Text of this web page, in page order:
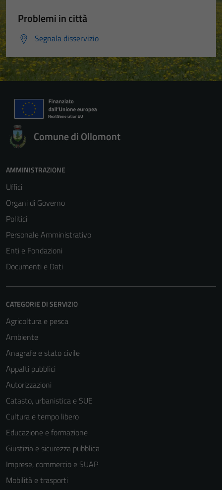
Problemi in città
Segnala disservizio
Comune di Ollomont
AMMINISTRAZIONE
Uffici
Organi di Governo
Politici
Personale Amministrativo
Enti e Fondazioni
Documenti e Dati
CATEGORIE DI SERVIZIO
Agricoltura e pesca
Ambiente
Anagrafe e stato civile
Appalti pubblici
Autorizzazioni
Catasto, urbanistica e SUE
Cultura e tempo libero
Educazione e formazione
Giustizia e sicurezza pubblica
Imprese, commercio e SUAP
Mobilità e trasporti